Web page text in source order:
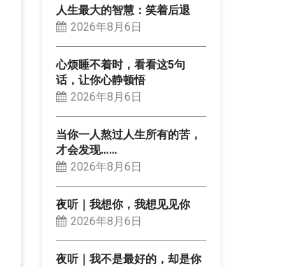
人生最大的智慧：笑着后退
2026年8月6日
心烦睡不着时，看看这5句
话，让你心静顿悟
2026年8月6日
当你一人熬过人生所有的苦，
才会发现……
2026年8月6日
夜听｜我想你，我想见见你
2026年8月6日
夜听｜我不是最好的，却是你